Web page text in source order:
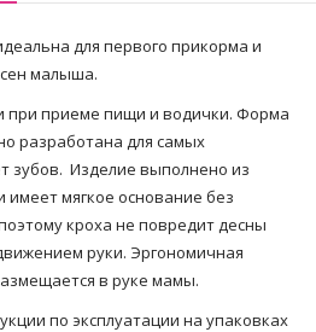
для первого прикорма и
малыша.
приеме пищи и водички. Форма
разработана для самых
зубов. Изделие выполнено из
мягкое основание без
кроха не повредит десны
руки. Эргономичная
в руке мамы.
по эксплуатации на упаковках